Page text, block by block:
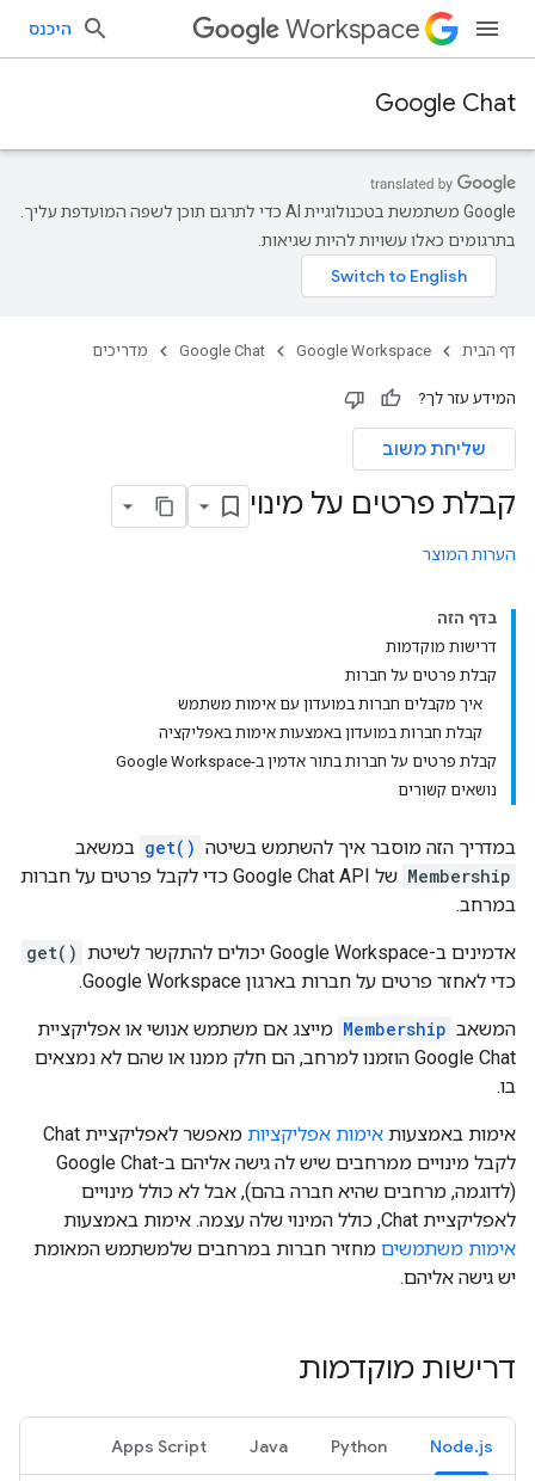
Workspace היכנס
Google Chat
‫Google משתמשת בטכנולוגיית AI כדי לתרגם תוכן לשפה המועדפת עליך.
בתרגומים כאלו עשויות להיות שגיאות.
דף הבית Google Workspace
Google Chat מדריכים
המידע עזר לך?
שליחת משוב
קבלת פרטים על מינוי
הערות המוצר
בדף הזה
דרישות מוקדמות
קבלת פרטים על חברות
איך מקבלים חברות במועדון עם אימות משתמש
קבלת חברות במועדון באמצעות אימות באפליקציה
קבלת פרטים על חברות בתור אדמין ב-Google Workspace
נושאים קשורים
במדריך הזה מוסבר איך להשתמש בשיטה get() במשאב
Membership
של Google Chat API כדי לקבל פרטים על חברות
במרחב.
אדמינים ב-Google Workspace יכולים להתקשר לשיטת
get()
כדי לאחזר פרטים על חברות בארגון Google Workspace.
המשאב Membership מייצג אם משתמש אנושי או אפליקציית
Google Chat הוזמנו למרחב, הם חלק ממנו או שהם לא נמצאים
בו.
אימות באמצעות אימות אפליקציות
מאפשר לאפליקציית Chat
לקבל מינויים ממרחבים שיש לה גישה אליהם ב-Google Chat
(לדוגמה, מרחבים שהיא חברה בהם), אבל לא כולל מינויים
לאפליקציית Chat, כולל המינוי שלה עצמה. אימות באמצעות
אימות משתמשים מחזיר חברות במרחבים שלמשתמש המאומת
יש גישה אליהם.
דרישות מוקדמות
Node.js
Python
Java
Apps Script